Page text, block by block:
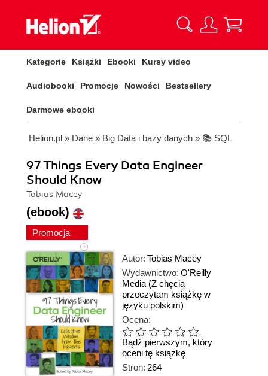
Kategorie Książki Ebooki Kursy video
Audiobooki Promocje Nowości Bestsellery
Darmowe ebooki
Helion.pl » Dane » Big Data i bazy danych » 📚 SQL
97 Things Every Data Engineer
Should Know
Tobias Macey
(ebook)
Promocja
Autor: Tobias Macey
Wydawnictwo: O'Reilly
Media (Z chęcią
przeczytam książkę w
języku polskim)
Ocena:
Bądź pierwszym, który
oceni tę książkę
Stron: 264